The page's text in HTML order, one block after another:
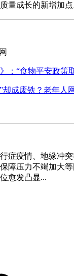
量成长的新增加点
》：“食物平安政策
却成废铁？老年人
症疫情、地缘冲
障压力不竭加大
愈发凸显...